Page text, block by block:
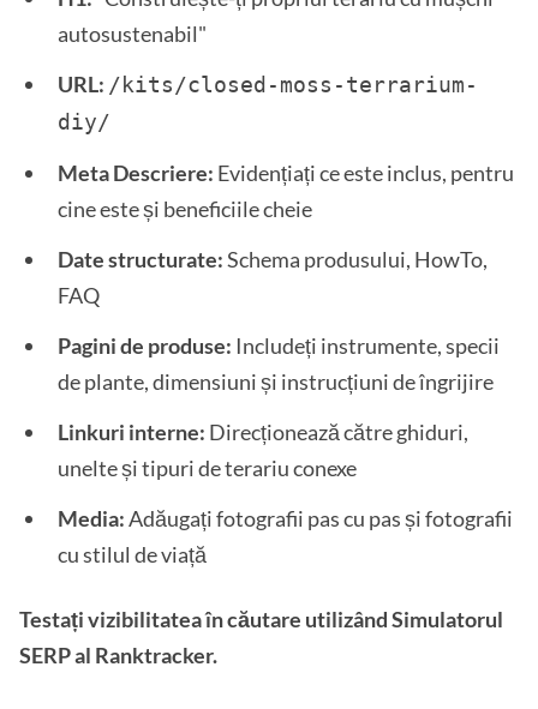
autosustenabil"
URL: /kits/closed-moss-terrarium-
diy/
Meta Descriere: Evidențiați ce este inclus, pentru
cine este și beneficiile cheie
Date structurate:Schema produsului, HowTo,
FAQ
Pagini de produse: Includeți instrumente, specii
de plante, dimensiuni și instrucțiuni de îngrijire
Linkuri interne: Direcționează către ghiduri,
unelte și tipuri de terariu conexe
Media:Adăugați fotografii pas cu pas și fotografii
cu stilul de viață
Testați vizibilitatea în căutare utilizând Simulatorul
SERP al Ranktracker.